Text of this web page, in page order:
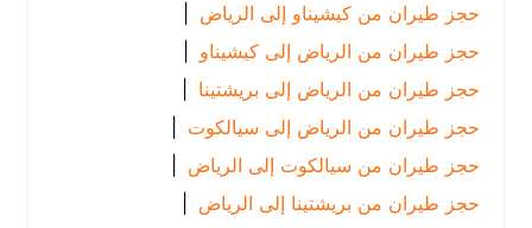
حجز طيران من كيشيناو إلى الرياض
|
حجز طيران من الرياض إلى كيشيناو |
حجز طيران من الرياض إلى بريشتينا |
حجز طيران من الرياض إلى سيالكوت |
حجز طيران من سيالكوت إلى الرياض
|
حجز طيران من بريشتينا إلى الرياض
|